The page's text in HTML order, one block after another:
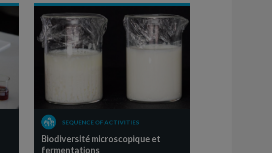
SEQUENCE OF ACTIVITIES
Biodiversité microscopique et
fermentations